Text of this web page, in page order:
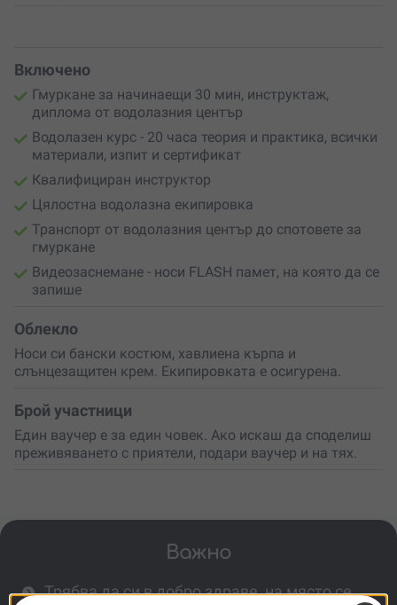
Включено
Гмуркане за начинаещи 30 мин, инструктаж,
диплома от водолазния център
Водолазен курс - 20 часа теория и практика, всички
материали, изпит и сертификат
Квалифициран инструктор
Цялостна водолазна екипировка
Транспорт от водолазния център до спотовете за
гмуркане
Видеозаснемане - носи FLASH памет, на която да се
запише
Облекло
Носи си бански костюм, хавлиена кърпа и
слънцезащитен крем. Екипировката е осигурена.
Брой участници
Един ваучер е за един човек. Ако искаш да споделиш
преживяването с приятели, подари ваучер и на тях.
Важно
Трябва да си в добро здраве, на място се